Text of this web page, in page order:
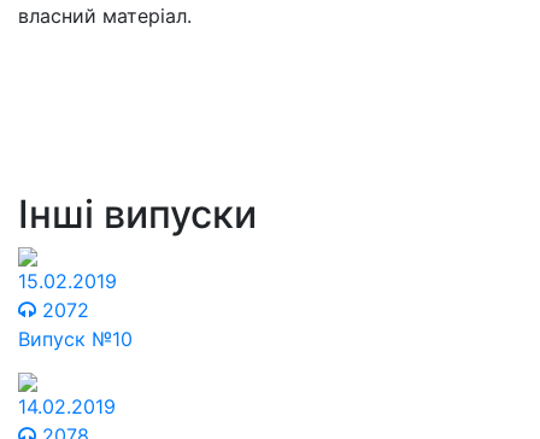
власний матеріал.
Інші випуски
15.02.2019
2072
Випуск №10
14.02.2019